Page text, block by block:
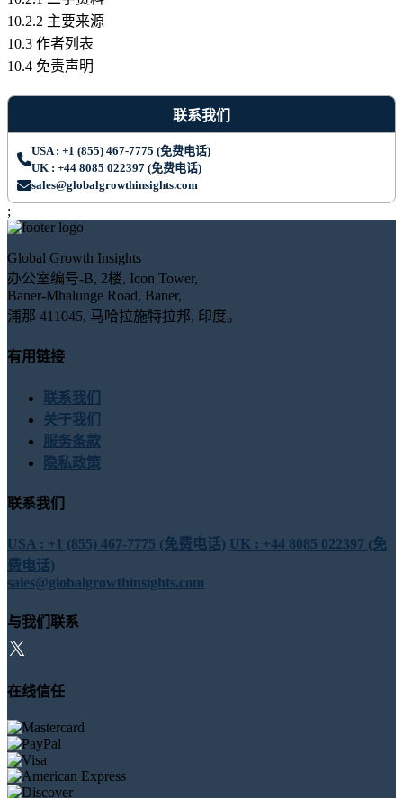
10.2.2 主要来源
10.3 作者列表
10.4 免责声明
联系我们
USA : +1 (855) 467-7775 (免费电话)
UK : +44 8085 022397 (免费电话)
sales@globalgrowthinsights.com
;
Global Growth Insights
办公室编号-B, 2楼, Icon Tower,
Baner-Mhalunge Road, Baner,
浦那 411045, 马哈拉施特拉邦, 印度。
有用链接
联系我们
关于我们
服务条款
隐私政策
联系我们
USA : +1 (855) 467-7775 (免费电话) UK : +44 8085 022397 (免
费电话)
sales@globalgrowthinsights.com
与我们联系
在线信任